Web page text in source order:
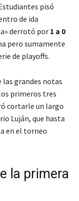
pisó
de ida
derrotó por 1 a 0
pero sumamente
de playoffs.
las grandes notas
primeros tres
cortarle un largo
Luján, que hasta
en el torneo
la primera